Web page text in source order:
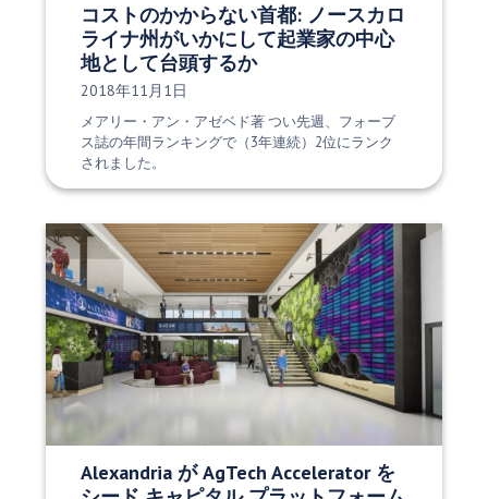
コストのかからない首都: ノースカロ
ライナ州がいかにして起業家の中心
地として台頭するか
発行日:
2018年11月1日
メアリー・アン・アゼベド著 つい先週、フォーブ
ス誌の年間ランキングで（3年連続）2位にランク
されました。
Alexandria が AgTech Accelerator を